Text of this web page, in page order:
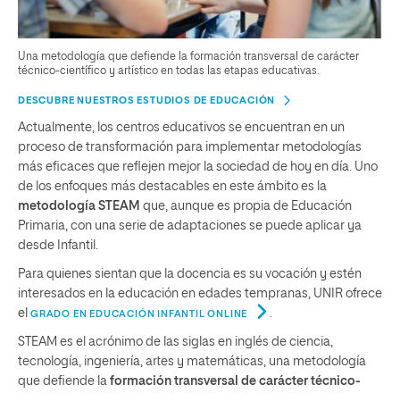
Una metodología que defiende la formación transversal de carácter
técnico-científico y artístico en todas las etapas educativas.
DESCUBRE NUESTROS ESTUDIOS DE EDUCACIÓN
Actualmente, los centros educativos se encuentran en un
proceso de transformación para implementar metodologías
más eficaces que reflejen mejor la sociedad de hoy en día. Uno
de los enfoques más destacables en este ámbito es la
metodología STEAM que, aunque es propia de Educación
Primaria, con una serie de adaptaciones se puede aplicar ya
desde Infantil.
Para quienes sientan que la docencia es su vocación y estén
interesados en la educación en edades tempranas, UNIR ofrece
el GRADO EN EDUCACIÓN INFANTIL ONLINE
STEAM es el acrónimo de las siglas en inglés de ciencia,
tecnología, ingeniería, artes y matemáticas, una metodología
que defiende la formación transversal de carácter técnico-